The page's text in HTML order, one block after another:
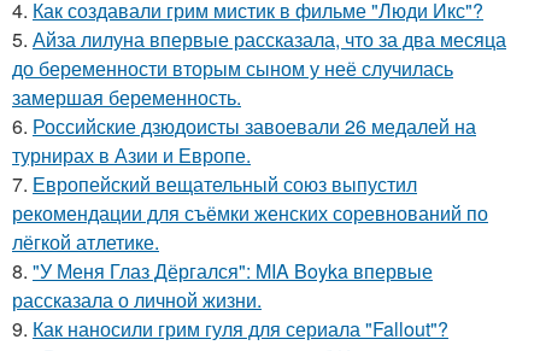
4. Как создавали грим мистик в фильме "Люди Икс"?
5. Айза лилуна впервые рассказала, что за два месяца
до беременности вторым сыном у неё случилась
замершая беременность.
6. Российские дзюдоисты завоевали 26 медалей на
турнирах в Азии и Европе.
7. Европейский вещательный союз выпустил
рекомендации для съёмки женских соревнований по
лёгкой атлетике.
8. "У Меня Глаз Дёргался": MIA Boyka впервые
рассказала о личной жизни.
9. Как наносили грим гуля для сериала "Fallout"?